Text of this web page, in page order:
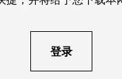
登录